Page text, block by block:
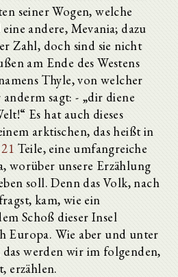
seiner Wogen, welche
andere, Mevania; dazu
Zahl, doch sind sie nicht
am Ende des Westens
Thyle, von welcher
sagt: - „dir diene
Es hat auch dieses
arktischen, das heißt in
Teile, eine umfangreiche
worüber unsere Erzählung
soll. Denn das Volk, nach
kam, wie ein
Schoß dieser Insel
Europa. Wie aber und unter
werden wir im folgenden,
erzählen.